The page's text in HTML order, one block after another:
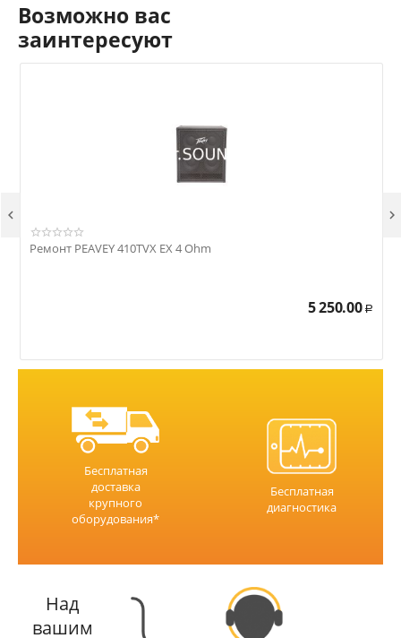
Возможно вас
заинтересуют
Ремонт PEAVEY 410TVX EX 4 Ohm
5 250.00 Р
 
Бесплатная
доставка
крупного
оборудования*
Бесплатная
диагностика
Над
вашим